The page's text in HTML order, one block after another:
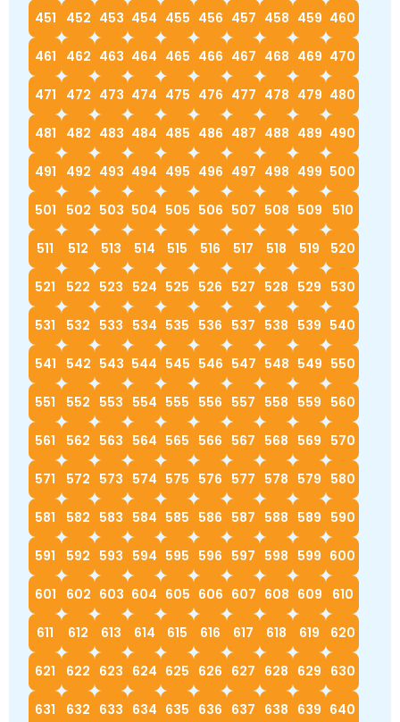
451 452 453 454 455 456 457 458 459 460
461 462 463 464 465 466 467 468 469 470
471 472 473 474 475 476 477 478 479 480
481 482 483 484 485 486 487 488 489 490
491 492 493 494 495 496 497 498 499 500
501 502 503 504 505 506 507 508 509 510
511 512 513 514 515 516 517 518 519 520
521 522 523 524 525 526 527 528 529 530
531 532 533 534 535 536 537 538 539 540
541 542 543 544 545 546 547 548 549 550
551 552 553 554 555 556 557 558 559 560
561 562 563 564 565 566 567 568 569 570
571 572 573 574 575 576 577 578 579 580
581 582 583 584 585 586 587 588 589 590
591 592 593 594 595 596 597 598 599 600
601 602 603 604 605 606 607 608 609 610
611 612 613 614 615 616 617 618 619 620
621 622 623 624 625 626 627 628 629 630
631 632 633 634 635 636 637 638 639 640